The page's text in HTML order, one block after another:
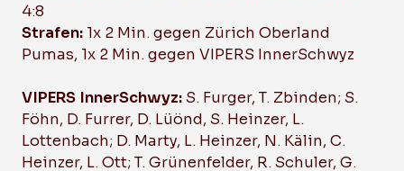
4:8
Strafen: 1x 2 Min. gegen Zürich Oberland
Pumas, 1x 2 Min. gegen VIPERS InnerSchwyz
VIPERS InnerSchwyz:S. Furger, T. Zbinden; S.
Föhn, D. Furrer, D. Lüönd, S. Heinzer, L.
Lottenbach; D. Marty, L. Heinzer, N. Kälin, C.
Heinzer, L. Ott; T. Grünenfelder, R. Schuler, G.